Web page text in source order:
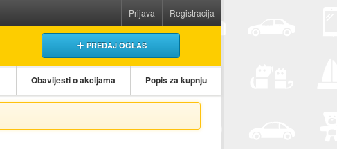
Prijava Registracija
PREDAJ OGLAS
Obavijesti o akcijama Popis za kupnju